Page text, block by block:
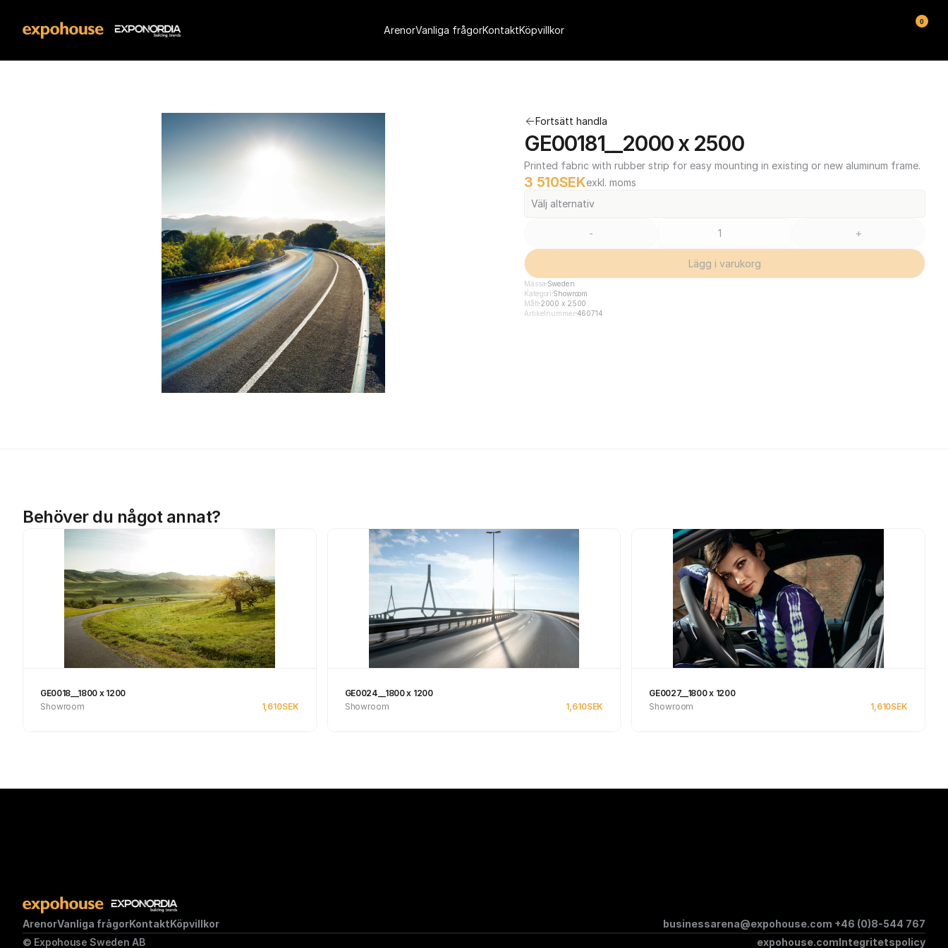
Fortsätt handla
GE00181__2000 x 2500
Printed fabric with rubber strip for easy mounting in existing or new aluminum frame.
3 510SEKexkl. moms
Välj alternativ
- +
Lägg i varukorg
Mässa Sweden
Kategori Showroom
Mått2000 x 2500
Artikelnummer460714
Behöver du något annat?
GE0018__1800 x 1200
Showroom
1,610SEK
GE0024__1800 x 1200
Showroom
1,610SEK
GE0027__1800 x 1200
Showroom
1,610SEK
ArenorVanliga frågorKontaktKöpvillkor businessarena@expohouse.com +46 (0)8-544 767
© Expohouse Sweden AB
expohouse.comIntegritetspolicy
ArenorVanliga frågorKontaktKöpvillkor
0